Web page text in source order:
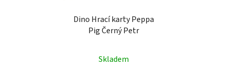
Dino Hrací karty Peppa
Pig Černý Petr
Skladem